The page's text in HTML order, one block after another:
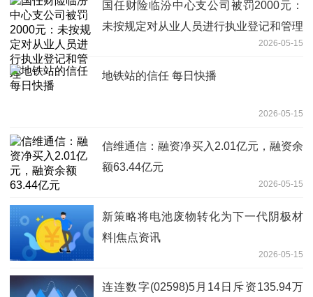
国任财险临汾中心支公司被罚2000元：
未按规定对从业人员进行执业登记和管理
2026-05-15
地铁站的信任 每日快播
2026-05-15
信维通信：融资净买入2.01亿元，融资余
额63.44亿元
2026-05-15
新策略将电池废物转化为下一代阴极材
料|焦点资讯
2026-05-15
连连数字(02598)5月14日斥资135.94万